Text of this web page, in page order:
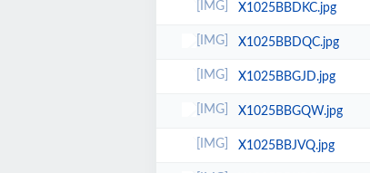
X1025BBDKC.jpg
X1025BBDQC.jpg
X1025BBGJD.jpg
X1025BBGQW.jpg
X1025BBJVQ.jpg